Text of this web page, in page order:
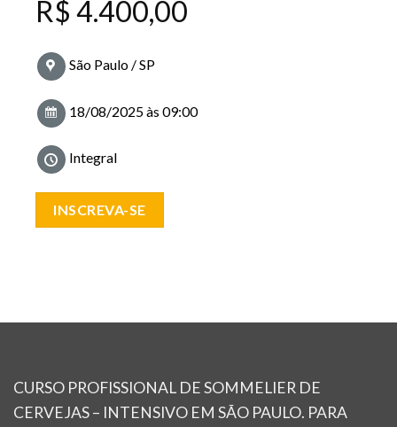
R$ 4.400,00
São Paulo / SP
18/08/2025 às 09:00
Integral
INSCREVA-SE
CURSO PROFISSIONAL DE SOMMELIER DE
CERVEJAS – INTENSIVO EM SÃO PAULO. PARA